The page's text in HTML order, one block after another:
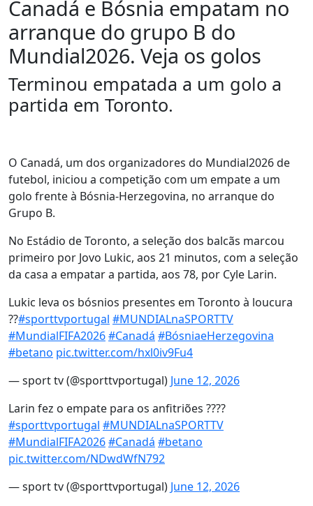
Canadá e Bósnia empatam no
arranque do grupo B do
Mundial2026. Veja os golos
Terminou empatada a um golo a
partida em Toronto.
O Canadá, um dos organizadores do Mundial2026 de
futebol, iniciou a competição com um empate a um
golo frente à Bósnia-Herzegovina, no arranque do
Grupo B.
No Estádio de Toronto, a seleção dos balcãs marcou
primeiro por Jovo Lukic, aos 21 minutos, com a seleção
da casa a empatar a partida, aos 78, por Cyle Larin.
Lukic leva os bósnios presentes em Toronto à loucura
??#sporttvportugal #MUNDIALnaSPORTTV
#MundialFIFA2026#Canadá #BósniaeHerzegovina
#betano pic.twitter.com/hxl0iv9Fu4
— sport tv (@sporttvportugal) June 12, 2026
Larin fez o empate para os anfitriões ????
#sporttvportugal #MUNDIALnaSPORTTV
#MundialFIFA2026#Canadá #betano
pic.twitter.com/NDwdWfN792
— sport tv (@sporttvportugal) June 12, 2026